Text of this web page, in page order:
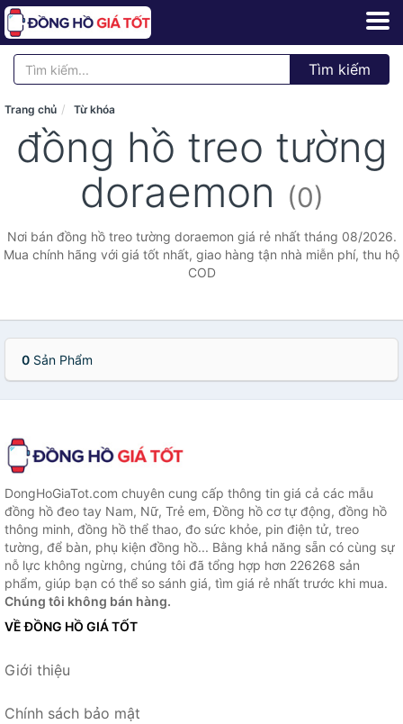
Tìm kiếm
Trang chủ Từ khóa
đồng hồ treo tường
doraemon (0)
Nơi bán đồng hồ treo tường doraemon giá rẻ nhất tháng 08/2026.
Mua chính hãng với giá tốt nhất, giao hàng tận nhà miễn phí, thu hộ
COD
0 Sản Phẩm
DongHoGiaTot.com chuyên cung cấp thông tin giá cả các mẫu
đồng hồ đeo tay Nam, Nữ, Trẻ em, Đồng hồ cơ tự động, đồng hồ
thông minh, đồng hồ thể thao, đo sức khỏe, pin điện tử, treo
tường, để bàn, phụ kiện đồng hồ... Bằng khả năng sẵn có cùng sự
nỗ lực không ngừng, chúng tôi đã tổng hợp hơn 226268 sản
phẩm, giúp bạn có thể so sánh giá, tìm giá rẻ nhất trước khi mua.
Chúng tôi không bán hàng.
VỀ ĐỒNG HỒ GIÁ TỐT
Giới thiệu
Chính sách bảo mật